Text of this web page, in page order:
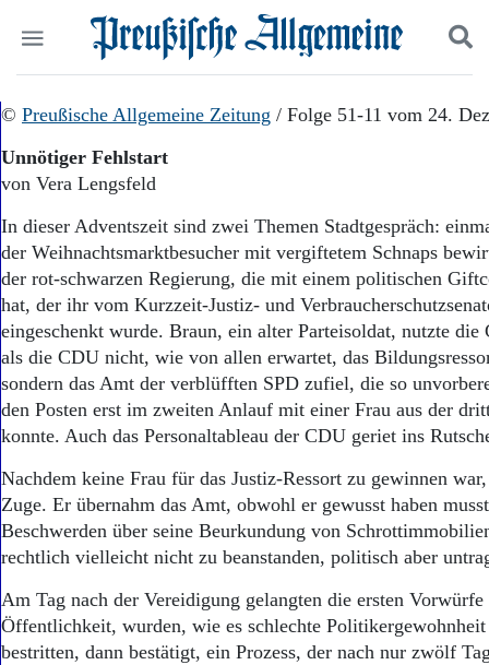
Start
Wer wir sind
Aktuelle Ausgabe
Abonnenten-Login
Abonnent werden
Abo Prämien
Archiv
Mediadaten
Politik
Leben
Geschichte
Ostpreußen
Pommern
Berlin-Brandenburg
Schlesien
Danzig und Westpreußen
Bücher
Kontakt
Suchen und finden
© Preußische Allgemeine Zeitung / Folge 51-11 vom 24.
Unnötiger Fehlstart
von Vera Lengsfeld
In dieser Adventszeit sind zwei Themen Stadtgespräch:
der Weihnachtsmarktbesucher mit vergiftetem Schnaps
der rot-schwarzen Regierung, die mit einem politischen
hat, der ihr vom Kurzzeit-Justiz- und
eingeschenkt wurde. Braun, ein alter Parteisoldat, nutzte die
als die CDU nicht, wie von allen erwartet, das
sondern das Amt der verblüfften SPD zufiel, die so
den Posten erst im zweiten Anlauf mit einer Frau aus der
konnte. Auch das Personaltableau der CDU geriet ins
Nachdem keine Frau für das Justiz-Ressort zu gewinnen
Zuge. Er übernahm das Amt, obwohl er gewusst haben
Beschwerden über seine Beurkundung von
rechtlich vielleicht nicht zu beanstanden, politisch aber
Am Tag nach der Vereidigung gelangten die ersten Vorwürfe
Öffentlichkeit, wurden, wie es schlechte
bestritten, dann bestätigt, ein Prozess, der nach nur zwölf